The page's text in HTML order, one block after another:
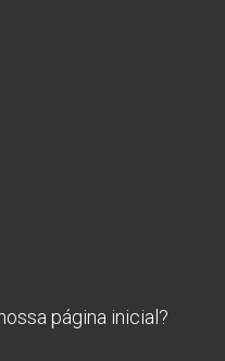
página inicial?